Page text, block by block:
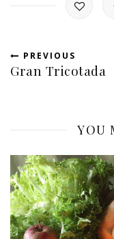
PREVIOUS
Gran Tricotada
YOU